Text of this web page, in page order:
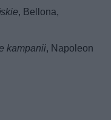
, Bellona,
kampanii, Napoleon